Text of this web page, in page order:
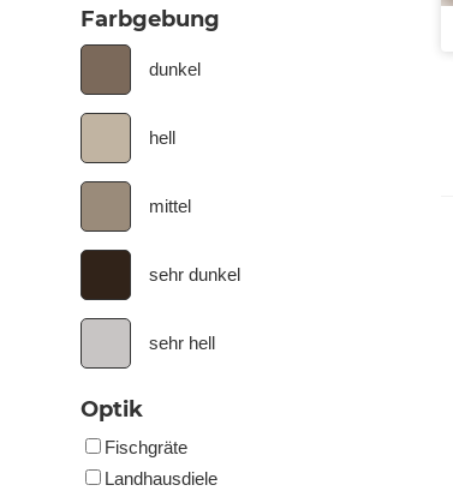
Farbgebung
dunkel
hell
mittel
sehr dunkel
sehr hell
Optik
Fischgräte
Landhausdiele